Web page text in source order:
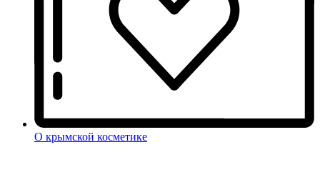
О крымской косметике